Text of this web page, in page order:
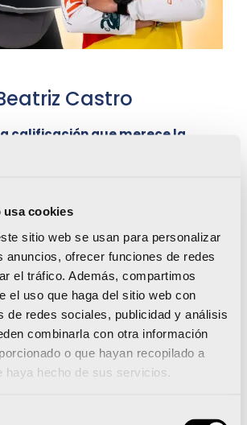
usa cookies
sitio web se usan para personalizar
anuncios, ofrecer funciones de redes
el tráfico. Además, compartimos
el uso que haga del sitio web con
de redes sociales, publicidad y análisis
combinarla con otra información
o que hayan recopilado a
haya hecho de sus servicios.
Castro
calificación que merece la
por Adriana Beatriz Castro
en Italia, 7ª en el Europeo, en
ha estado presente en los
internacionales de la división
no desentonó. Todo lo contrario:
Mundial, en Portugal (9ª de 80
mejor española); 15º puesto en el
(15ª de 65 participantes y 4ª
Según comentaba hace unas
alicantina ha conseguido